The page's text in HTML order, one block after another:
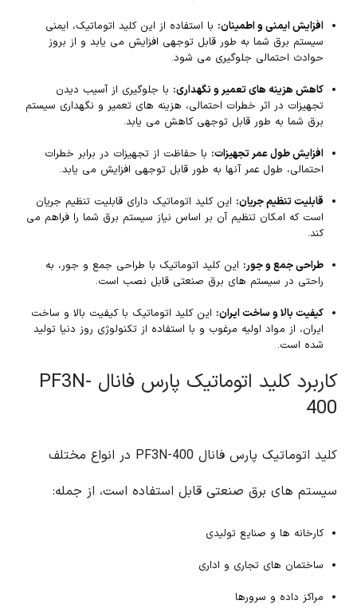
افزایش ایمنی و اطمینان: با استفاده از این کلید اتوماتیک، ایمنی
سیستم برق شما به طور قابل توجهی افزایش می یابد و از بروز
حوادث احتمالی جلوگیری می شود.
کاهش هزینه های تعمیر و نگهداری: با جلوگیری از آسیب دیدن
تجهیزات در اثر خطرات احتمالی، هزینه های تعمیر و نگهداری سیستم
برق شما به طور قابل توجهی کاهش می یابد.
افزایش طول عمر تجهیزات: با حفاظت از تجهیزات در برابر خطرات
احتمالی، طول عمر آنها به طور قابل توجهی افزایش می یابد.
قابلیت تنظیم جریان: این کلید اتوماتیک دارای قابلیت تنظیم جریان
است که امکان تنظیم آن بر اساس نیاز سیستم برق شما را فراهم می
کند.
طراحی جمع و جور: این کلید اتوماتیک با طراحی جمع و جور، به
راحتی در سیستم های برق صنعتی قابل نصب است.
کیفیت بالا و ساخت ایران: این کلید اتوماتیک با کیفیت بالا و ساخت
ایران، از مواد اولیه مرغوب و با استفاده از تکنولوژی روز دنیا تولید
شده است.
کاربرد کلید اتوماتیک پارس فانال PF3N-
400
کلید اتوماتیک پارس فانال PF3N-400 در انواع مختلف
سیستم های برق صنعتی قابل استفاده است، از جمله:
کارخانه ها و صنایع تولیدی
ساختمان های تجاری و اداری
مراکز داده و سرورها